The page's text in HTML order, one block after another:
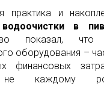
практика и
водоочистки в
показал, что
оборудования –
финансовых
каждому